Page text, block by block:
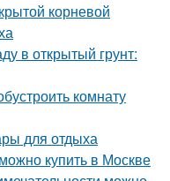
корневой
в открытый грунт:
комнату
для отдыха
купить в Москве